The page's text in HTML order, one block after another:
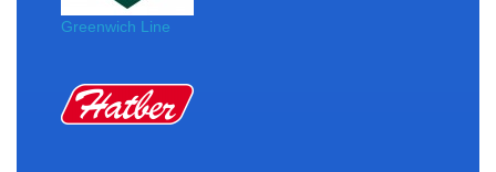
Greenwich Line